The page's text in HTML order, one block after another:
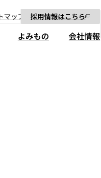
マップ 採用情報はこちら
よみもの 会社情報